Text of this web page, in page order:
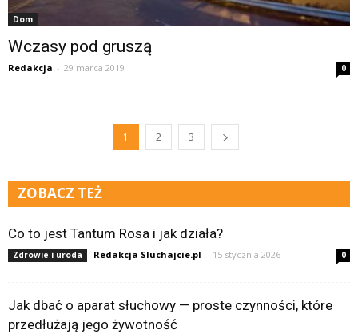
Dom
Wczasy pod gruszą
Redakcja - 29 marca 2019 0
1 2 3
ZOBACZ TEŻ
Co to jest Tantum Rosa i jak działa?
Zdrowie i uroda Redakcja Sluchajcie.pl - 15 stycznia 2026 0
Jak dbać o aparat słuchowy — proste czynności, które
przedłużają jego żywotność